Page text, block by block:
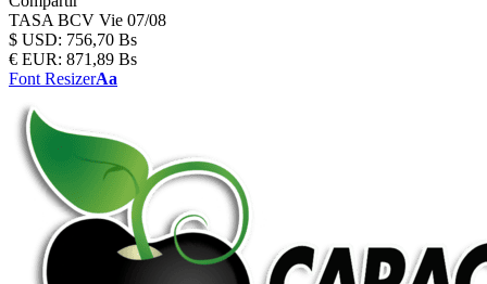
TASA BCV Vie 07/08
$ USD: 756,70 Bs
€ EUR: 871,89 Bs
Font ResizerAa